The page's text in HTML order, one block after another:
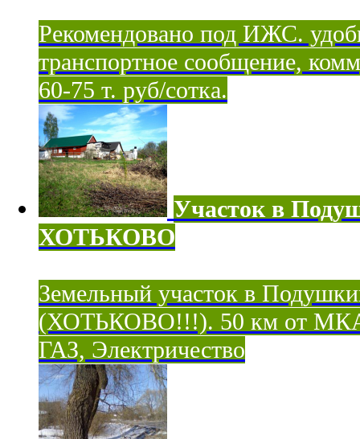
Рекомендовано под ИЖС.
транспортное сообщение,
60-75 т. руб/сотка.
Участок в
ХОТЬКОВО
Земельный участок в
(ХОТЬКОВО!!!). 50 км от
ГАЗ, Электричество